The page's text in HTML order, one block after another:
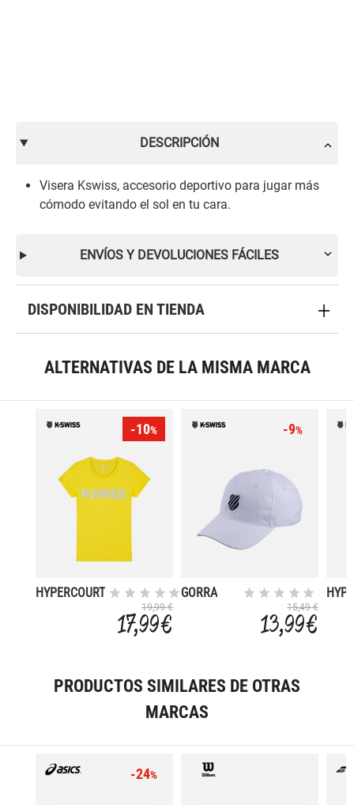
DESCRIPCIÓN
Visera Kswiss, accesorio deportivo para jugar más
cómodo evitando el sol en tu cara.
ENVÍOS Y DEVOLUCIONES FÁCILES
DISPONIBILIDAD EN TIENDA
ALTERNATIVAS DE LA MISMA MARCA
-10%
HYPERCOURT
19,99 €
17,99 €
-9%
GORRA
15,49 €
13,99 €
PRODUCTOS SIMILARES DE OTRAS
MARCAS
-24%